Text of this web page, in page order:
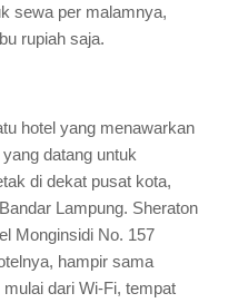
sewa per malamnya,
rupiah saja.
hotel yang menawarkan
datang untuk
di dekat pusat kota,
Lampung. Sheraton
Monginsidi No. 157
hampir sama
dari Wi-Fi, tempat